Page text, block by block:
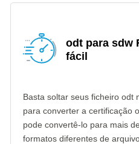
odt para sdw
fácil
Basta soltar seus ficheiro odt
para converter a certificação
pode convertê-lo para mais
formatos diferentes de